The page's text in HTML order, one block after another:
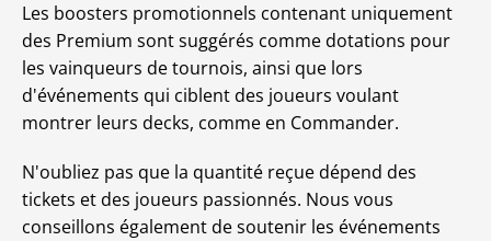
Les boosters promotionnels contenant uniquement
des Premium sont suggérés comme dotations pour
les vainqueurs de tournois, ainsi que lors
d'événements qui ciblent des joueurs voulant
montrer leurs decks, comme en Commander.
N'oubliez pas que la quantité reçue dépend des
tickets et des joueurs passionnés. Nous vous
conseillons également de soutenir les événements